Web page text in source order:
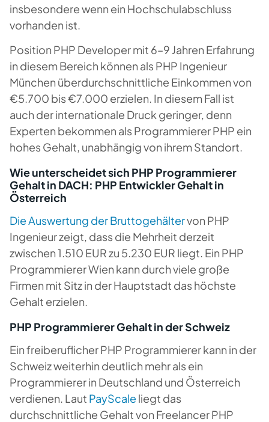
insbesondere wenn ein Hochschulabschluss
vorhanden ist.
Position PHP Developer mit 6–9 Jahren Erfahrung
in diesem Bereich können als PHP Ingenieur
München überdurchschnittliche Einkommen von
€5.700 bis €7.000 erzielen. In diesem Fall ist
auch der internationale Druck geringer, denn
Experten bekommen als Programmierer PHP ein
hohes Gehalt, unabhängig von ihrem Standort.
Wie unterscheidet sich PHP Programmierer
Gehalt in DACH: PHP Entwickler Gehalt in
Österreich
Die Auswertung der Bruttogehältervon PHP
Ingenieur zeigt, dass die Mehrheit derzeit
zwischen 1.510 EUR zu 5.230 EUR liegt. Ein PHP
Programmierer Wien kann durch viele große
Firmen mit Sitz in der Hauptstadt das höchste
Gehalt erzielen.
PHP Programmierer Gehalt in der Schweiz
Ein freiberuflicher PHP Programmierer kann in der
Schweiz weiterhin deutlich mehr als ein
Programmierer in Deutschland und Österreich
verdienen. Laut PayScale liegt das
durchschnittliche Gehalt von Freelancer PHP